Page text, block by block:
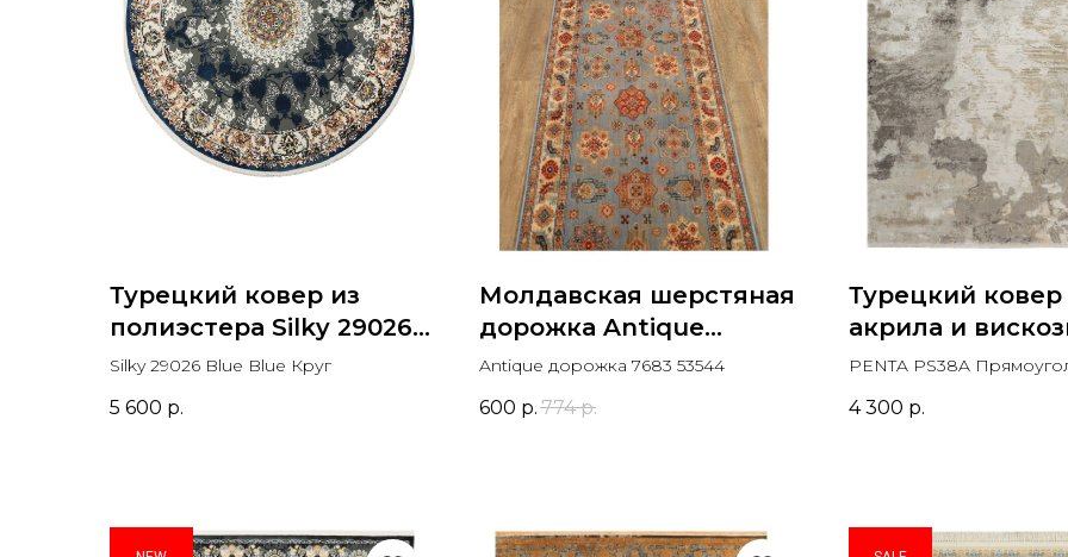
Турецкий ковер из
полиэстера Silky 29026
Blue Blue Круг
Silky 29026 Blue Blue Круг
5 600 р.
Молдавская шерстяная
дорожка Antique
дорожка 7683 53544
Antique дорожка 7683 53544
600 р. 774 р.
Турецкий ковер
акрила и
PENTA PS38A
PENTA PS38A
4 300 р.